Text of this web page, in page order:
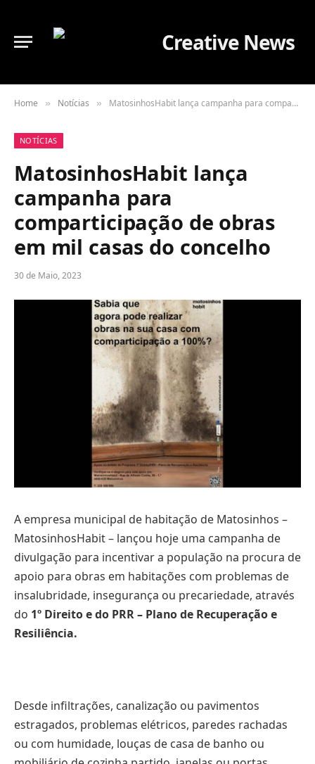
Home » Notícias » MatosinhosHabit lança campanha para comparticipação de obras em mil casas do concelho
NOTÍCIAS
MatosinhosHabit lança
campanha para
comparticipação de obras
em mil casas do concelho
30 de Maio, 2023
A empresa municipal de habitação de Matosinhos –
MatosinhosHabit – lançou hoje uma campanha de
divulgação para incentivar a população na procura de
apoio para obras em habitações com problemas de
insalubridade, insegurança ou precariedade, através
do 1º Direito e do PRR – Plano de Recuperação e
Resiliência.
Desde infiltrações, canalização ou pavimentos
estragados, problemas elétricos, paredes rachadas
ou com humidade, louças de casa de banho ou